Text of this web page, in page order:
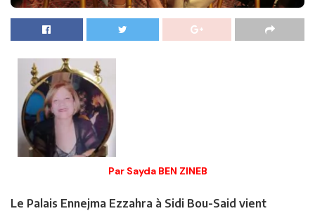
Par Sayda BEN ZINEB
Le Palais Ennejma Ezzahra à Sidi Bou-Said vient